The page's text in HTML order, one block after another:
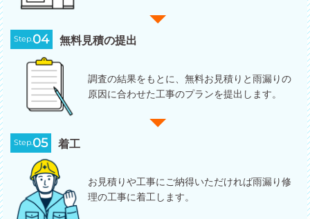
Step.04 無料見積の提出
調査の結果をもとに、無料お見積りと雨漏りの
原因に合わせた工事のプランを提出します。
Step.05 着工
お見積りや工事にご納得いただければ雨漏り修
理の工事に着工します。